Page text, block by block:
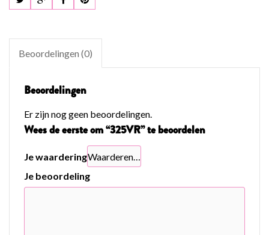
Beoordelingen (0)
Beoordelingen
Er zijn nog geen beoordelingen.
Wees de eerste om “325VR” te beoordelen
Je waardering
Je beoordeling